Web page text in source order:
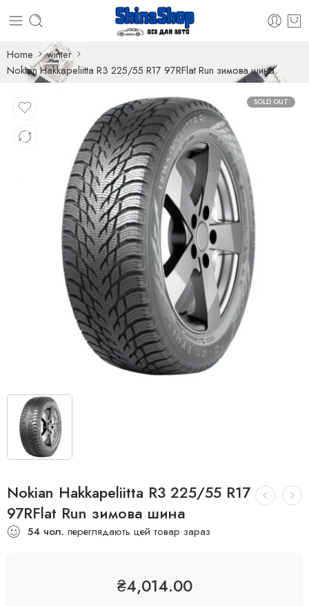
Home
winter
Nokian Hakkapeliitta R3 225/55 R17 97RFlat Run зимова шина
SOLD OUT
Nokian Hakkapeliitta R3 225/55 R17
97RFlat Run зимова шина
54 чол. переглядають цей товар зараз
₴4,014.00